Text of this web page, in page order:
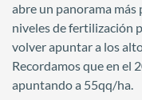
abre un panorama
niveles de fertilización
volver apuntar a los
Recordamos que en el
apuntando a 55qq/ha.